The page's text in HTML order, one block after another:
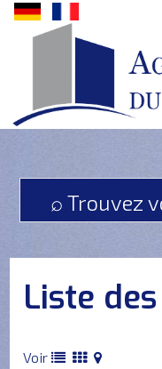
Contactez-
téléphone:
242
par
email
⌕ Trouvez
Liste
Voir